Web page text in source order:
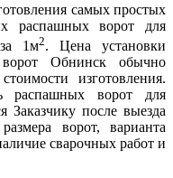
самых простых
распашных ворот для
1м2. Цена установки
Обнинск обычно
изготовления.
распашных ворот для
Заказчику после выезда
ворот, варианта
сварочных работ и